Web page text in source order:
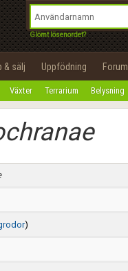
Glömt lösenordet?
& sälj Uppfödning Forum
Växter Terrarium Belysning
)
Privacy Policy
Tillbaka till förstasidan